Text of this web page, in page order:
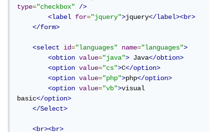
type="checkbox"
/>
<label
for="jquery">jquery</label><br>
</form>
<select id="languages" name="languages">
<obtion
value="java"> Java</obtion>
<option
value="cs">C</option>
<option
value="php">php</option>
<option
value="vb">visual
basic</option>
</Select>
<br><br>